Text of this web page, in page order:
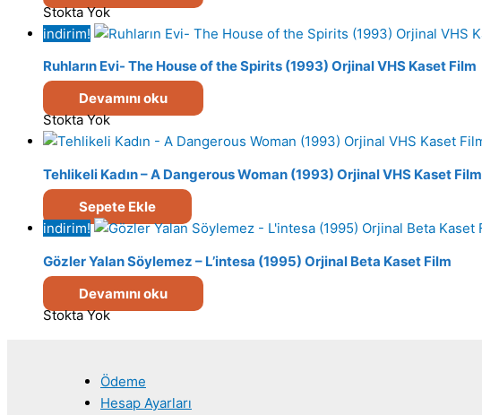
Stokta Yok
indirim!
Ruhların Evi- The House of the Spirits (1993) Orjinal VHS Kaset Film
Devamını oku
Stokta Yok
Tehlikeli Kadın – A Dangerous Woman (1993) Orjinal VHS Kaset Film
Sepete Ekle
indirim!
Gözler Yalan Söylemez – L’intesa (1995) Orjinal Beta Kaset Film
Devamını oku
Stokta Yok
Ödeme
Hesap Ayarları